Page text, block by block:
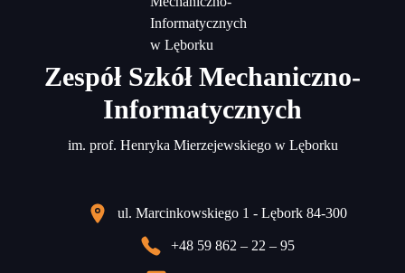
Zespół Szkół Mechaniczno-
Informatycznych
im. prof. Henryka Mierzejewskiego w Lęborku
ul. Marcinkowskiego 1 - Lębork 84-300
+48 59 862 – 22 – 95